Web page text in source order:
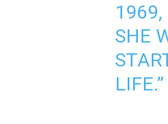
1969,
SHE
LIFE.”